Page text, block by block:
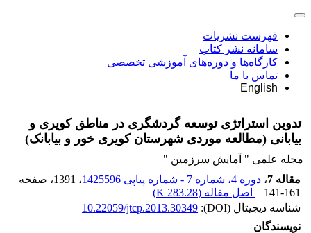
فهرست نشریات
سامانه نشر کتاب
کارگاه‌ها و دوره‌های آموزشی تخصصی
تماس با ما
English
تدوین استراتژی توسعه گردشگری در مناطق کویری و
بیابانی (مطالعه موردی شهرستان کویری خور و بیابانک)
مجله علمی " آمایش سرزمین "
مقاله 7
، دوره 4، شماره 7 - شماره پیاپی 1425596 ، 1391
، صفحه
141-161
اصل مقاله (283.28 K
)
شناسه دیجیتال (DOI):
10.22059/jtcp.2013.30349
نویسندگان